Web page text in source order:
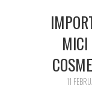
BEAUTY
LIFESTYLEMICI
11